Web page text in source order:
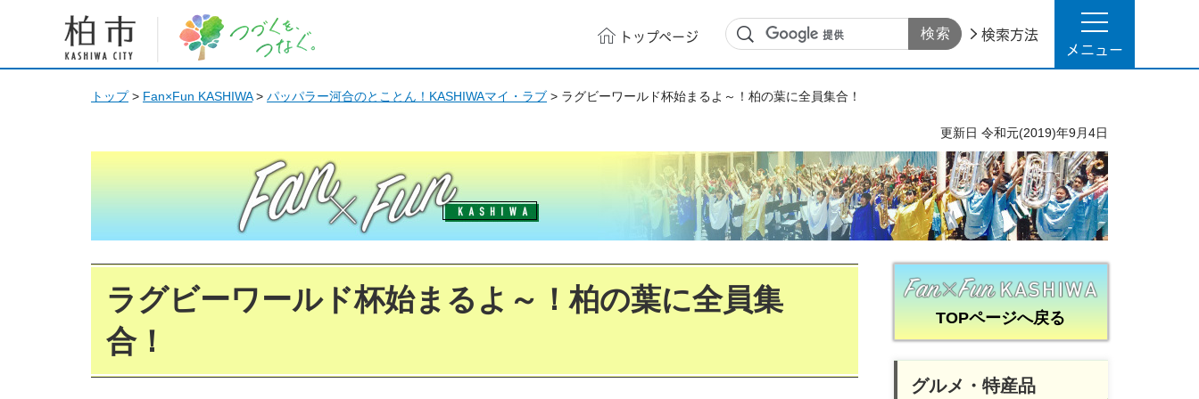
柏市 つづくを、つなぐ。
トップページ
検索方法
メニュー
トップ> Fan×Fun KASHIWA> パッパラー河合のとことん！KASHIWAマイ・ラブ > ラグビーワールド杯始まるよ～！柏の葉に全員集合！
更新日 令和元(2019)年9月4日
ラグビーワールド杯始まるよ～！柏の葉に全員集
合！
TOPページへ戻る
グルメ・特産品